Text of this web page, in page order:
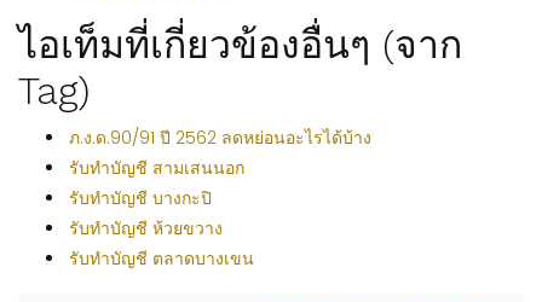
ไอเท็มที่เกี่ยวข้องอื่นๆ (จาก
Tag)
ภ.ง.ด.90/91 ปี 2562 ลดหย่อนอะไรได้บ้าง
รับทำบัญชี สามเสนนอก
รับทำบัญชี บางกะปิ
รับทำบัญชี ห้วยขวาง
รับทำบัญชี ตลาดบางเขน